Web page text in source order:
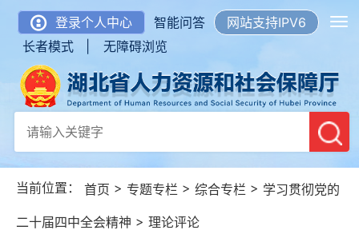
登录个人中心 智能问答
网站支持IPV6
长者模式 |
无障碍浏览
当前位置： 首页 > 专题专栏 > 综合专栏 > 学习贯彻党的
二十届四中全会精神 > 理论评论